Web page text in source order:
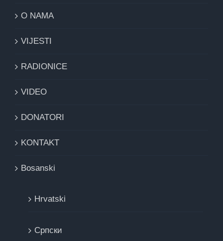
O NAMA
VIJESTI
RADIONICE
VIDEO
DONATORI
KONTAKT
Bosanski
Hrvatski
Cрпски